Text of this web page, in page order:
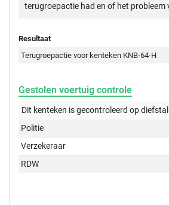
terugroepactie had en of het probleem
Resultaat
Terugroepactie voor kenteken KNB-64-H
Gestolen voertuig controle
Dit kenteken is gecontroleerd op
Politie
Verzekeraar
RDW